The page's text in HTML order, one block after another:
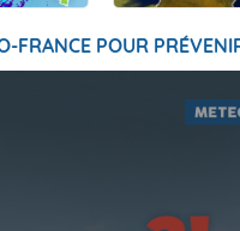
FRANCE POUR